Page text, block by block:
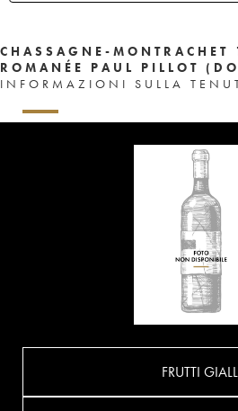
CHASSAGNE-MONTRACHET
ROMANÉE PAUL PILLOT
INFORMAZIONI SULLA
FRUTTI